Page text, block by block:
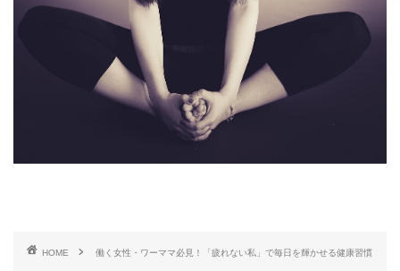
HOME 働く女性・ワーママ必見！「疲れない私」で毎日を輝かせる健康習慣